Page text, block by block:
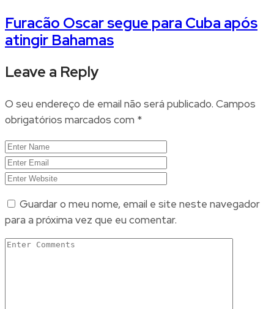
Furacão Oscar segue para Cuba após
atingir Bahamas
Leave a Reply
O seu endereço de email não será publicado. Campos
obrigatórios marcados com *
Guardar o meu nome, email e site neste navegador
para a próxima vez que eu comentar.